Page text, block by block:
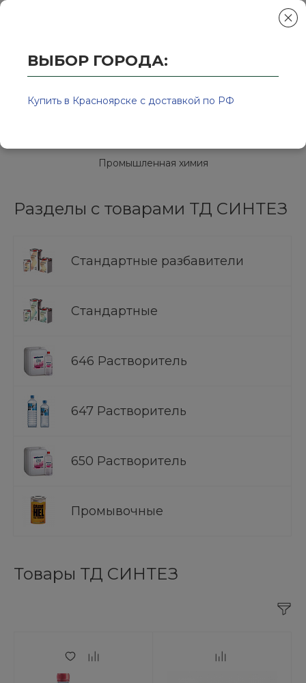
Колор-Авто - магазин лакокрасочной продукции и
ТД СИНТЕЗ
Промышленная химия
Разделы с товарами ТД СИНТЕЗ
Стандартные разбавители
Стандартные
646 Растворитель
647 Растворитель
650 Растворитель
Промывочные
Товары ТД СИНТЕЗ
ВЫБОР ГОРОДА:
Купить в Красноярске с доставкой по РФ